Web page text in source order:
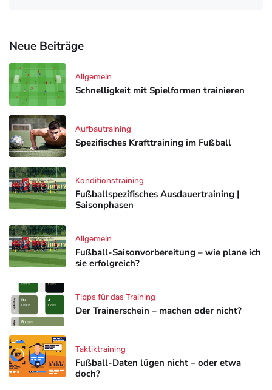
Neue Beiträge
Schnelligkeit mit Spielformen trainieren
Allgemein
Spezifisches Krafttraining im Fußball
Aufbautraining
Fußballspezifisches Ausdauertraining |
Saisonphasen
Konditionstraining
Fußball-Saisonvorbereitung – wie plane ich
sie erfolgreich?
Allgemein
Der Trainerschein – machen oder nicht?
Tipps für das Training
Fußball-Daten lügen nicht – oder etwa
doch?
Taktiktraining